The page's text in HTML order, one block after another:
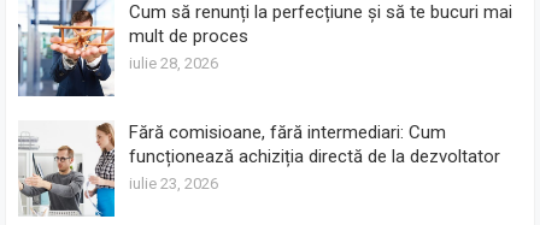
Cum să renunți la perfecțiune și să te bucuri mai
mult de proces
iulie 28, 2026
Fără comisioane, fără intermediari: Cum
funcționează achiziția directă de la dezvoltator
iulie 23, 2026